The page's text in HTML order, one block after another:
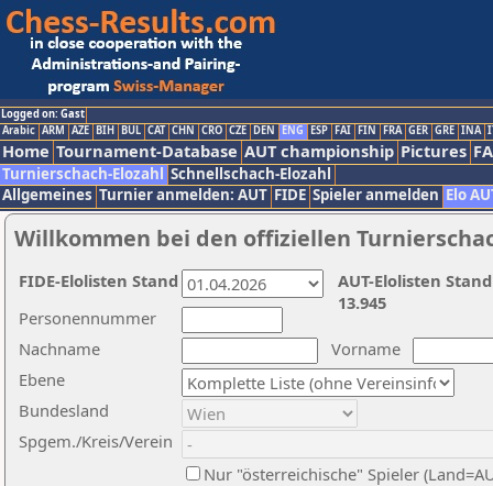
Logged on: Gast
Arabic ARM AZE BIH BUL CAT CHN CRO CZE DEN ENG ESP FAI FIN FRA GER GRE INA
Home Tournament-Database AUT championship Pictures
Turnierschach-Elozahl Schnellschach-Elozahl
Allgemeines Turnier anmelden: AUT FIDE Spieler anmelden Elo
Willkommen bei den offiziellen
Nachname
Vorname
Ebene
Personennummer
Bundesland
Spgem./Kreis/Verein
Nur "österreichische" Spieler
AUT-Elolisten
13.945
FIDE-Elolisten Stand